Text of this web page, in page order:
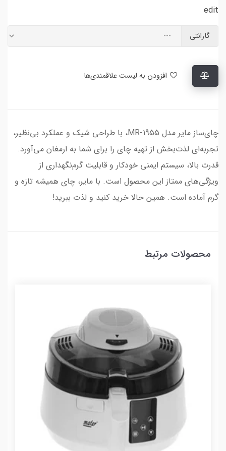
edit
گارانتی
چای‌ساز مایر مدل MR-1955، با طراحی شیک و عملکرد بی‌نظیر،
تجربه‌ای لذت‌بخش از تهیه چای را برای شما به ارمغان می‌آورد.
قدرت بالا، سیستم ایمنی خودکار و قابلیت گرم‌نگهداری از
ویژگی‌های ممتاز این محصول است. با مایر، چای همیشه تازه و
گرم آماده است. همین حالا خرید کنید و لذت ببرید!
محصولات مرتبط